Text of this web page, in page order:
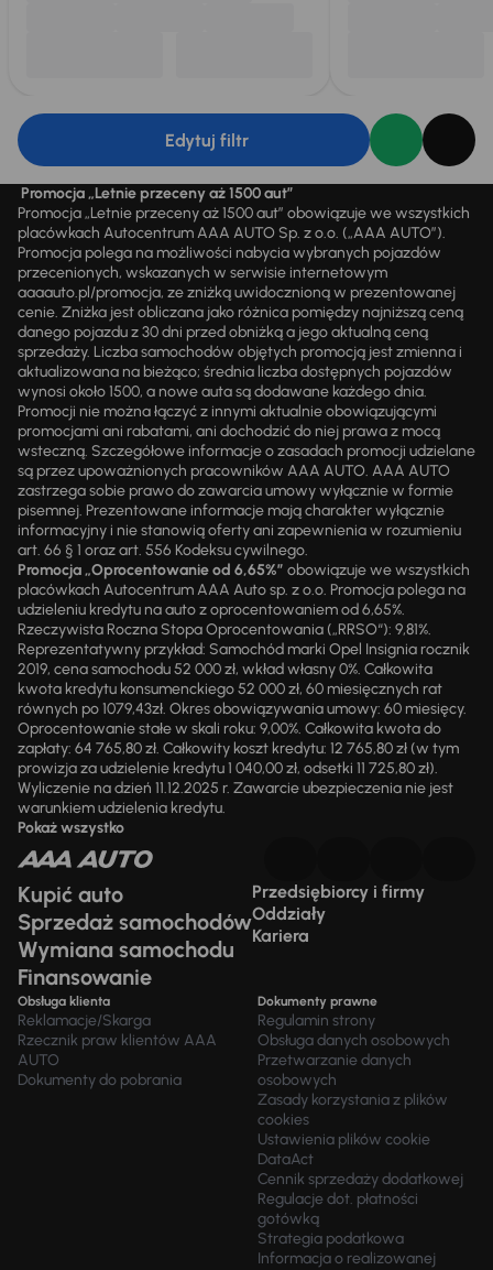
Edytuj filtr
Promocja „Letnie przeceny aż 1500 aut”
Promocja „Letnie przeceny aż 1500 aut” obowiązuje we wszystkich
placówkach Autocentrum AAA AUTO Sp. z o.o. („AAA AUTO”).
Promocja polega na możliwości nabycia wybranych pojazdów
przecenionych, wskazanych w serwisie internetowym
aaaauto.pl/promocja, ze zniżką uwidocznioną w prezentowanej
cenie. Zniżka jest obliczana jako różnica pomiędzy najniższą ceną
danego pojazdu z 30 dni przed obniżką a jego aktualną ceną
sprzedaży. Liczba samochodów objętych promocją jest zmienna i
aktualizowana na bieżąco; średnia liczba dostępnych pojazdów
wynosi około 1500, a nowe auta są dodawane każdego dnia.
Promocji nie można łączyć z innymi aktualnie obowiązującymi
promocjami ani rabatami, ani dochodzić do niej prawa z mocą
wsteczną. Szczegółowe informacje o zasadach promocji udzielane
są przez upoważnionych pracowników AAA AUTO. AAA AUTO
zastrzega sobie prawo do zawarcia umowy wyłącznie w formie
pisemnej. Prezentowane informacje mają charakter wyłącznie
informacyjny i nie stanowią oferty ani zapewnienia w rozumieniu
art. 66 § 1 oraz art. 556 Kodeksu cywilnego.
Promocja „Oprocentowanie od 6,65%” obowiązuje we wszystkich
placówkach Autocentrum AAA Auto sp. z o.o. Promocja polega na
udzieleniu kredytu na auto z oprocentowaniem od 6,65%.
Rzeczywista Roczna Stopa Oprocentowania („RRSO“): 9,81%.
Reprezentatywny przykład: Samochód marki Opel Insignia rocznik
2019, cena samochodu 52 000 zł, wkład własny 0%. Całkowita
kwota kredytu konsumenckiego 52 000 zł, 60 miesięcznych rat
równych po 1079,43zł. Okres obowiązywania umowy: 60 miesięcy.
Oprocentowanie stałe w skali roku: 9,00%. Całkowita kwota do
zapłaty: 64 765,80 zł. Całkowity koszt kredytu: 12 765,80 zł (w tym
prowizja za udzielenie kredytu 1 040,00 zł, odsetki 11 725,80 zł).
Wyliczenie na dzień 11.12.2025 r. Zawarcie ubezpieczenia nie jest
warunkiem udzielenia kredytu.
Pokaż wszystko
Kupić auto
Sprzedaż samochodów
Wymiana samochodu
Finansowanie
Przedsiębiorcy i firmy
Oddziały
Kariera
Obsługa klienta
Reklamacje/Skarga
Rzecznik praw klientów AAA
AUTO
Dokumenty do pobrania
Dokumenty prawne
Regulamin strony
Obsługa danych osobowych
Przetwarzanie danych
osobowych
Zasady korzystania z plików
cookies
Ustawienia plików cookie
DataAct
Cennik sprzedaży dodatkowej
Regulacje dot. płatności
gotówką
Strategia podatkowa
Informacja o realizowanej